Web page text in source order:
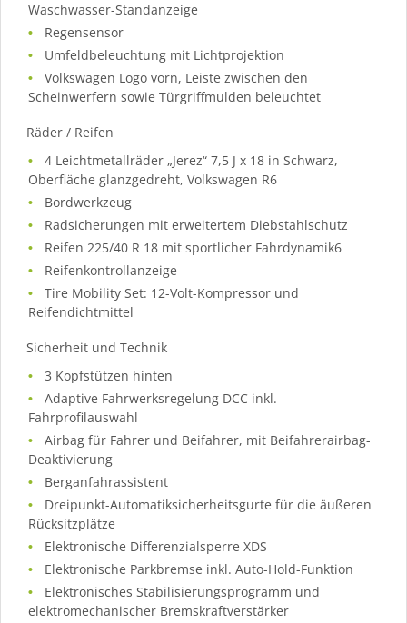
Waschwasser-Standanzeige
Regensensor
Umfeldbeleuchtung mit Lichtprojektion
Volkswagen Logo vorn, Leiste zwischen den
Scheinwerfern sowie Türgriffmulden beleuchtet
Räder / Reifen
4 Leichtmetallräder „Jerez“ 7,5 J x 18 in Schwarz,
Oberfläche glanzgedreht, Volkswagen R6
Bordwerkzeug
Radsicherungen mit erweitertem Diebstahlschutz
Reifen 225/40 R 18 mit sportlicher Fahrdynamik6
Reifenkontrollanzeige
Tire Mobility Set: 12-Volt-Kompressor und
Reifendichtmittel
Sicherheit und Technik
3 Kopfstützen hinten
Adaptive Fahrwerksregelung DCC inkl.
Fahrprofilauswahl
Airbag für Fahrer und Beifahrer, mit Beifahrerairbag-
Deaktivierung
Berganfahrassistent
Dreipunkt-Automatiksicherheitsgurte für die äußeren
Rücksitzplätze
Elektronische Differenzialsperre XDS
Elektronische Parkbremse inkl. Auto-Hold-Funktion
Elektronisches Stabilisierungsprogramm und
elektromechanischer Bremskraftverstärker